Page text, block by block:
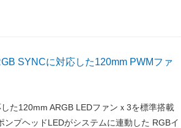
SYNCに対応した120mm PWMファ
た120mm ARGB LEDファンｘ3を標準搭載
ンプヘッドLEDがシステムに連動した RGBイ